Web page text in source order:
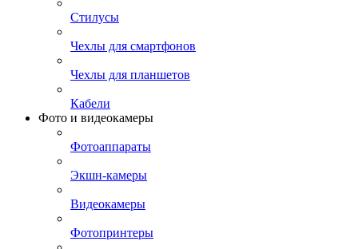
Стилусы
Чехлы для смартфонов
Чехлы для планшетов
Кабели
Фото и видеокамеры
Фотоаппараты
Экшн-камеры
Видеокамеры
Фотопринтеры